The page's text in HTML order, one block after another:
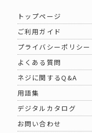
トップページ
ご利用ガイド
プライバシーポリシー
よくある質問
ネジに関するQ&A
用語集
デジタルカタログ
お問い合わせ